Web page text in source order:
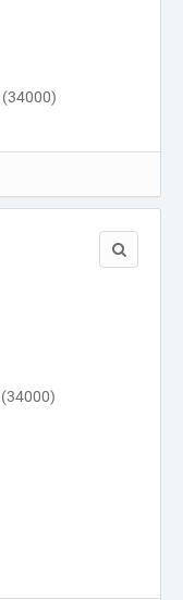
(34000)
(34000)